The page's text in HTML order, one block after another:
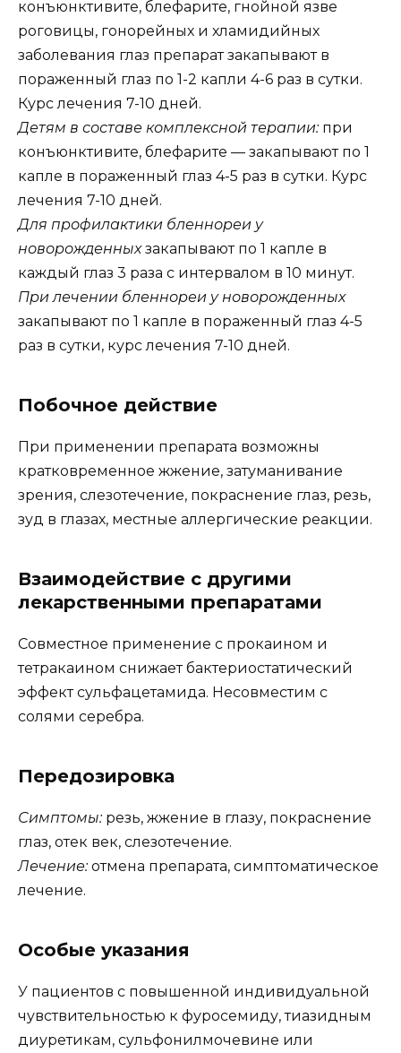
конъюнктивите, блефарите, гнойной язве
роговицы, гонорейных и хламидийных
заболевания глаз препарат закапывают в
пораженный глаз по 1-2 капли 4-6 раз в сутки.
Курс лечения 7-10 дней.
Детям в составе комплексной терапии:при
конъюнктивите, блефарите — закапывают по 1
капле в пораженный глаз 4-5 раз в сутки. Курс
лечения 7-10 дней.
Для профилактики бленнореи у
новорожденныхзакапывают по 1 капле в
каждый глаз 3 раза с интервалом в 10 минут.
При лечении бленнореи у новорожденных
закапывают по 1 капле в пораженный глаз 4-5
раз в сутки, курс лечения 7-10 дней.
Побочное действие
При применении препарата возможны
кратковременное жжение, затуманивание
зрения, слезотечение, покраснение глаз, резь,
зуд в глазах, местные аллергические реакции.
Взаимодействие с другими
лекарственными препаратами
Совместное применение с прокаином и
тетракаином снижает бактериостатический
эффект сульфацетамида. Несовместим с
солями серебра.
Передозировка
Симптомы:резь, жжение в глазу, покраснение
глаз, отек век, слезотечение.
Лечение:отмена препарата, симптоматическое
лечение.
Особые указания
У пациентов с повышенной индивидуальной
чувствительностью к фуросемиду, тиазидным
диуретикам, сульфонилмочевине или